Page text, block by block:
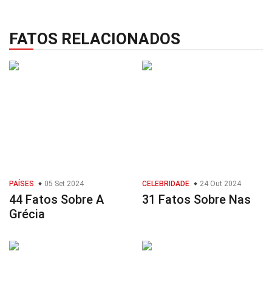
FATOS RELACIONADOS
PAÍSES 05 Set 2024
44 Fatos Sobre A
Grécia
CELEBRIDADE 24 Out 2024
31 Fatos Sobre Nas